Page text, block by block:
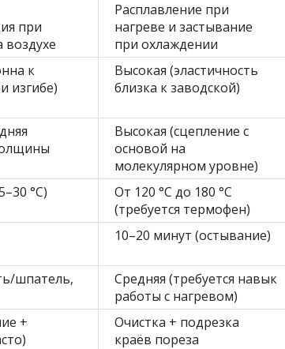
при
воздухе
Расплавление при
нагреве и застывание
при охлаждении
к
изгибе)
Высокая (эластичность
близка к заводской)
Высокая (сцепление с
основой на
молекулярном уровне)
°C)
От 120 °C до 180 °C
(требуется термофен)
10–20 минут (остывание)
шпатель,
Средняя (требуется навык
работы с нагревом)
+
Очистка + подрезка
краёв пореза